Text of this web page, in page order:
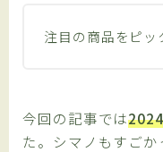
注目の商品をピッ
今回の記事では
た。シマノもすご